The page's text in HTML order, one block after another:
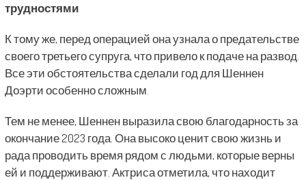
трудностями
К тому же, перед операцией она узнала о предательстве
своего третьего супруга, что привело к подаче на развод.
Все эти обстоятельства сделали год для Шеннен
Доэрти особенно сложным.
Тем не менее, Шеннен выразила свою благодарность за
окончание 2023 года. Она высоко ценит свою жизнь и
рада проводить время рядом с людьми, которые верны
ей и поддерживают. Актриса отметила, что находит